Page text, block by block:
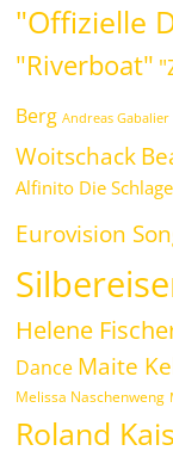
"Offizielle
"Riverboat"
Berg Andreas Gabalier
Woitschack
Alfinito Die
Eurovision
Helene
Dance Maite
Melissa Naschenweng
Roland